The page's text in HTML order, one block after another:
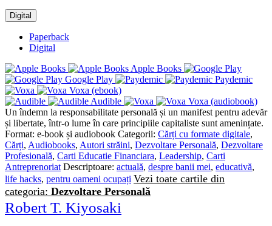
Digital
Paperback
Digital
Apple Books
Google Play
Paydemic
Voxa (ebook)
Audible
Voxa (audiobook)
Un îndemn la responsabilitate personală și un manifest pentru adevăr
și libertate, într-o lume în care principiile capitaliste sunt amenințate.
Format: e-book și audiobook Categorii: Cărți cu formate digitale,
Cărți, Audiobooks, Autori străini, Dezvoltare Personală, Dezvoltare
Profesională, Carti Educatie Financiara, Leadership, Carti
Antreprenoriat Descriptoare: actuală, despre banii mei, educativă,
life hacks, pentru oameni ocupați Vezi toate cartile din
categoria: Dezvoltare Personală
Robert T. Kiyosaki